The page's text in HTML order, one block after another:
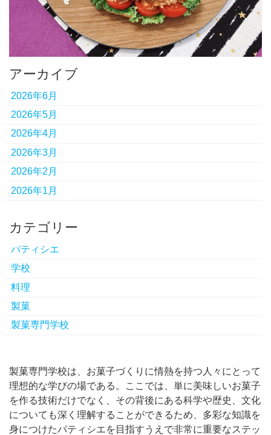
アーカイブ
2026年6月
2026年5月
2026年4月
2026年3月
2026年2月
2026年1月
カテゴリー
パティシエ
学校
料理
製菓
製菓専門学校
製菓専門学校は、お菓子づくりに情熱を持つ人々にとって
理想的な学びの場である。
ここでは、単に美味しいお菓子
を作る技術だけでなく、その背後にある科学や歴史、文化
についても深く理解することができるため、多彩な知識を
身につけたパティシエを目指すうえで非常に重要なステッ